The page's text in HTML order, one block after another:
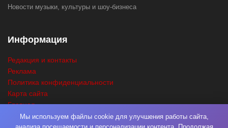
Новости музыки, культуры и шоу-бизнеса
Информация
Редакция и контакты
Реклама
Политика конфиденциальности
Карта сайта
Главная
ПоискМы используем файлы cookie для улучшения работы сайта,